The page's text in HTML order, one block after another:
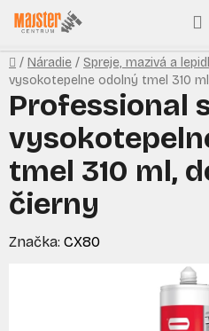
Prejsť
na
obsah
Domov
/ Náradie / Spreje, mazivá a
vysokotepelne odolný tmel 310
Professional
tmel 310 ml,
čierny
Značka: CX80